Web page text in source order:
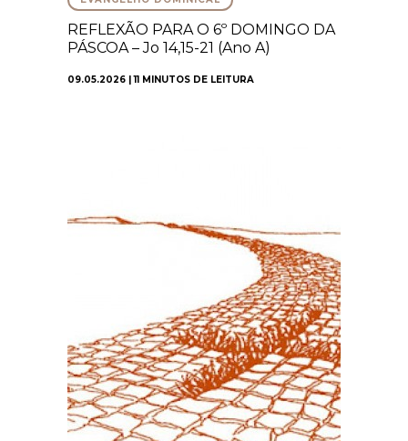
REFLEXÃO PARA O 6º DOMINGO DA
PÁSCOA – Jo 14,15-21 (Ano A)
09.05.2026 | 11 MINUTOS DE LEITURA